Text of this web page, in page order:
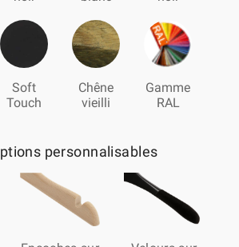
Soft
Touch
Chêne
vieilli
Gamme
RAL
personnalisables